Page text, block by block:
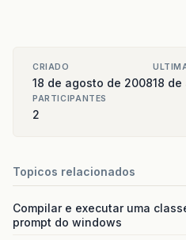
CRIADO
18 de agosto de 200818 de
PARTICIPANTES
2
Topicos relacionados
Compilar e executar uma
prompt do windows